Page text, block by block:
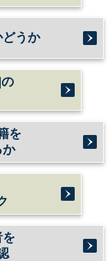
どうか
を
か